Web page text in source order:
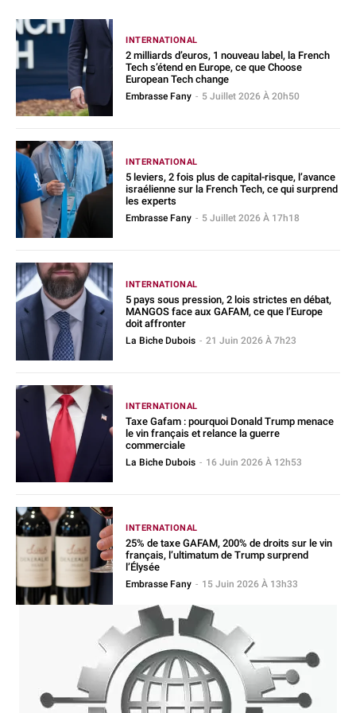
INTERNATIONAL
2 milliards d’euros, 1 nouveau label, la French
Tech s’étend en Europe, ce que Choose
European Tech change
Embrasse Fany - 5 Juillet 2026 À 20h50
INTERNATIONAL
5 leviers, 2 fois plus de capital-risque, l’avance
israélienne sur la French Tech, ce qui surprend
les experts
Embrasse Fany - 5 Juillet 2026 À 17h18
INTERNATIONAL
5 pays sous pression, 2 lois strictes en débat,
MANGOS face aux GAFAM, ce que l’Europe
doit affronter
La Biche Dubois - 21 Juin 2026 À 7h23
INTERNATIONAL
Taxe Gafam : pourquoi Donald Trump menace
le vin français et relance la guerre
commerciale
La Biche Dubois - 16 Juin 2026 À 12h53
INTERNATIONAL
25% de taxe GAFAM, 200% de droits sur le vin
français, l’ultimatum de Trump surprend
l’Élysée
Embrasse Fany - 15 Juin 2026 À 13h33